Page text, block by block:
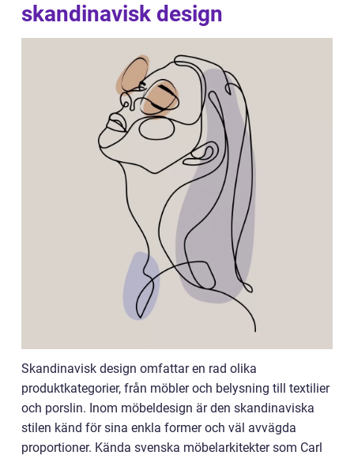
skandinavisk design
Skandinavisk design omfattar en rad olika
produktkategorier, från möbler och belysning till textilier
och porslin. Inom möbeldesign är den skandinaviska
stilen känd för sina enkla former och väl avvägda
proportioner. Kända svenska möbelarkitekter som Carl